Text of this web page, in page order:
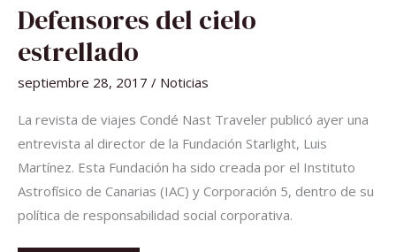
Defensores del cielo
estrellado
septiembre 28, 2017 / Noticias
La revista de viajes Condé Nast Traveler publicó ayer una
entrevista al director de la Fundación Starlight, Luis
Martínez. Esta Fundación ha sido creada por el Instituto
Astrofísico de Canarias (IAC) y Corporación 5, dentro de su
política de responsabilidad social corporativa.
DEFENSORES
DEL
CIELO
ESTRELLADO